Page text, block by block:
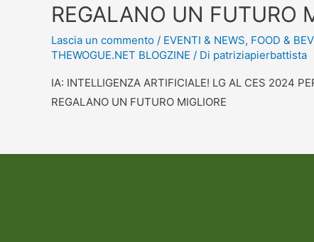
REGALANO UN FUTURO
Lascia un commento / EVENTI & NEWS, FOOD &
THEWOGUE.NET BLOGZINE / Di patriziapierbattista
IA: INTELLIGENZA ARTIFICIALE! LG AL CES 2024
REGALANO UN FUTURO MIGLIORE